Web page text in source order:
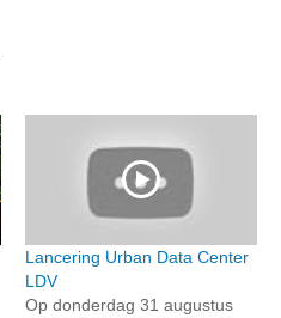
Lancering Urban Data Center
LDV
Op donderdag 31 augustus